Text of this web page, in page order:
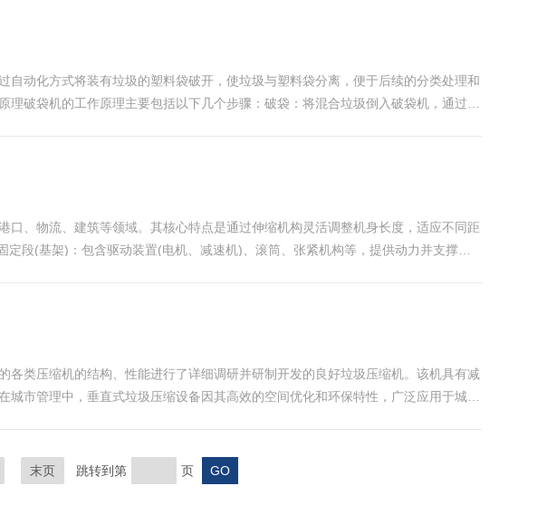
动化方式将装有垃圾的塑料袋破开，使垃圾与塑料袋分离，便于后续的分类处理和
破袋机的工作原理主要包括以下几个步骤：‌破袋‌：将混合垃圾倒入破袋机，通过破
、物流、建筑等领域。其核心特点是通过伸缩机构灵活调整机身长度，适应不同距
段(基架)​​：包含驱动装置(电机、减速机)、滚筒、张紧机构等，提供动力并支撑整
类压缩机的结构、性能进行了详细调研并研制开发的良好垃圾压缩机。该机具有减
市管理中，垂直式垃圾压缩设备因其高效的空间优化和环保特性，广泛应用于城市
末页 跳转到第 页